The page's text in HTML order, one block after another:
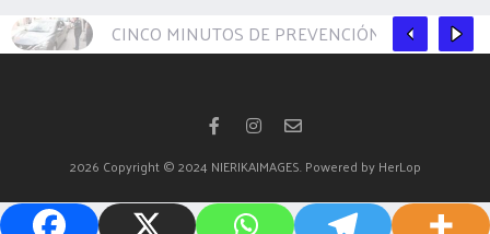
CINCO MINUTOS DE PREVENCIÓN PUEDEN
2026 Copyright © 2024 NIERIKAIMAGES. Powered by HerLop